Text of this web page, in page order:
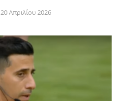
20 Απριλίου 2026